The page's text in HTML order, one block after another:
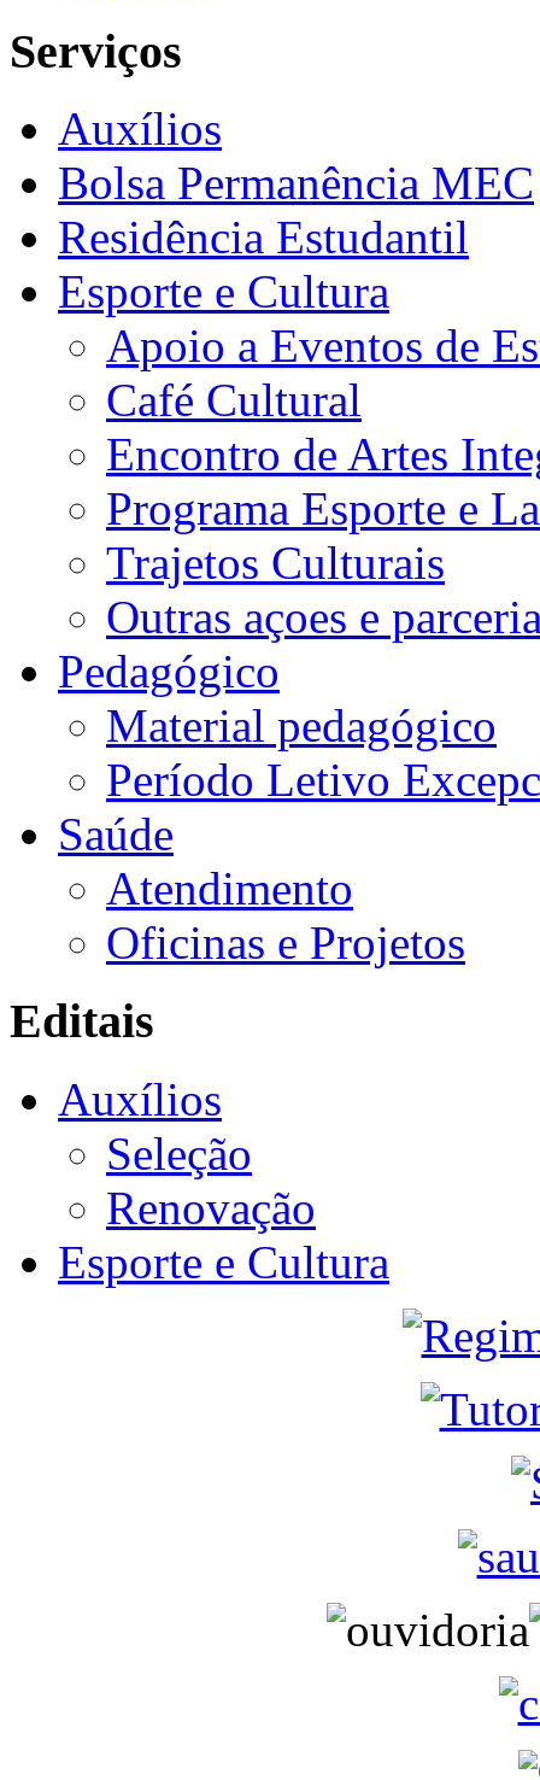
Serviços
Auxílios
Bolsa Permanência MEC
Residência Estudantil
Esporte e Cultura
Apoio a Eventos de
Café Cultural
Encontro de Artes
Programa Esporte e
Trajetos Culturais
Outras açoes e
Pedagógico
Material pedagógico
Período Letivo
Saúde
Atendimento
Oficinas e Projetos
Editais
Auxílios
Seleção
Renovação
Esporte e Cultura